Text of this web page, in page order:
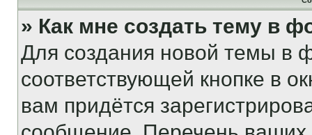
» Как мне создать тему в
Для создания новой темы в
соответствующей кнопке в
вам придётся